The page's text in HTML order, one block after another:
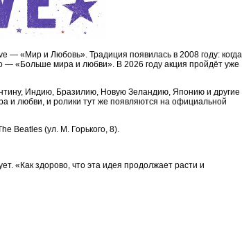
— «Мир и Любовь». Традиция появилась в 2008 году: когда
— «Больше мира и любви». В 2026 году акция пройдёт уже
Индию, Бразилию, Новую Зеландию, Японию и другие
и любви, и ролики тут же появляются на официальной
Beatles (ул. М. Горького, 8).
«Как здорово, что эта идея продолжает расти и